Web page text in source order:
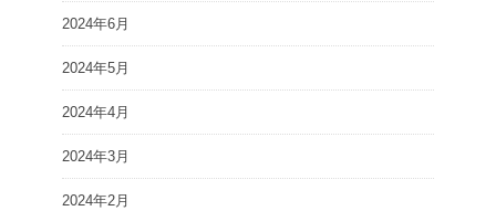
2024年6月
2024年5月
2024年4月
2024年3月
2024年2月